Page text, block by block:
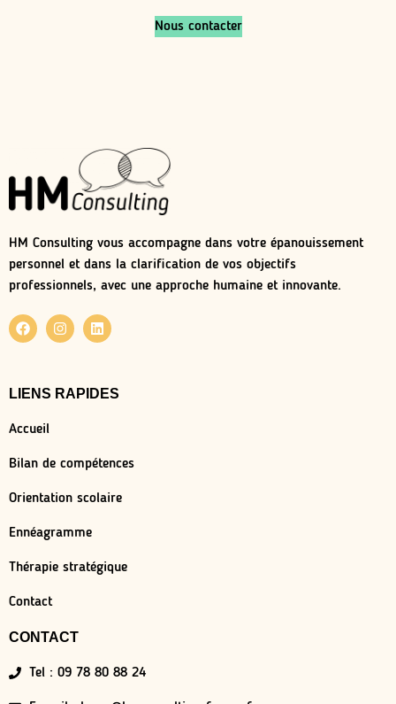
Nous contacter
HM Consulting vous accompagne dans votre épanouissement
personnel et dans la clarification de vos objectifs
professionnels, avec une approche humaine et innovante.
LIENS RAPIDES
Accueil
Bilan de compétences
Orientation scolaire
Ennéagramme
Thérapie stratégique
Contact
CONTACT
Tel : 09 78 80 88 24